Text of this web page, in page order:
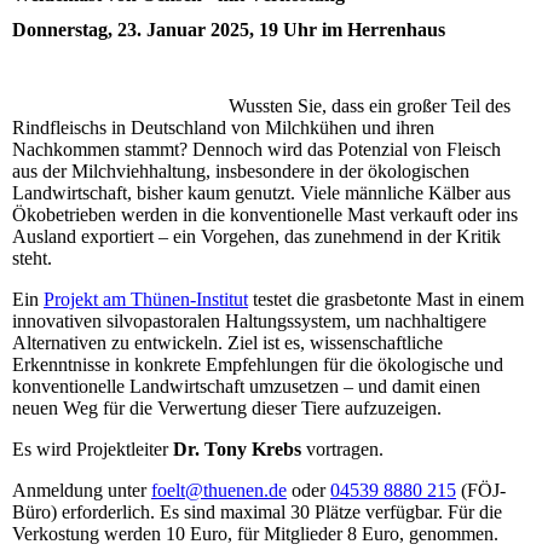
Donnerstag, 23. Januar 2025, 19 Uhr im Herrenhaus
Wussten Sie, dass ein großer Teil des
Rindfleischs in Deutschland von Milchkühen und ihren
Nachkommen stammt? Dennoch wird das Potenzial von Fleisch
aus der Milchviehhaltung, insbesondere in der ökologischen
Landwirtschaft, bisher kaum genutzt. Viele männliche Kälber aus
Ökobetrieben werden in die konventionelle Mast verkauft oder ins
Ausland exportiert – ein Vorgehen, das zunehmend in der Kritik
steht.
Ein Projekt am Thünen-Institut testet die grasbetonte Mast in einem
innovativen silvopastoralen Haltungssystem, um nachhaltigere
Alternativen zu entwickeln. Ziel ist es, wissenschaftliche
Erkenntnisse in konkrete Empfehlungen für die ökologische und
konventionelle Landwirtschaft umzusetzen – und damit einen
neuen Weg für die Verwertung dieser Tiere aufzuzeigen.
Es wird ProjektleiterDr. Tony Krebs vortragen.
Anmeldung unterfoelt@thuenen.de oder04539 8880 215 (FÖJ-
Büro) erforderlich. Es sind maximal 30 Plätze verfügbar. Für die
Verkostung werden 10 Euro, für Mitglieder 8 Euro, genommen.